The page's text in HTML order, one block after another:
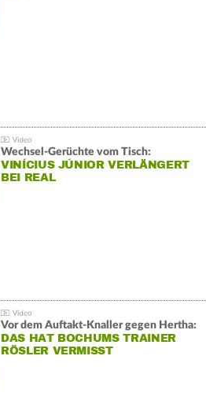
Wechsel-Gerüchte vom Tisch:
VINÍCIUS JÚNIOR VERLÄNGERT
BEI REAL
Vor dem Auftakt-Knaller gegen Hertha:
DAS HAT BOCHUMS TRAINER
RÖSLER VERMISST